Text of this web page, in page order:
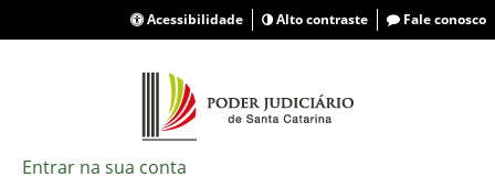
Acessibilidade Alto contraste Fale conosco
Entrar na sua conta